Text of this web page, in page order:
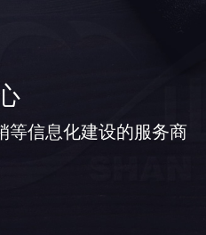
等信息化建设的服务商